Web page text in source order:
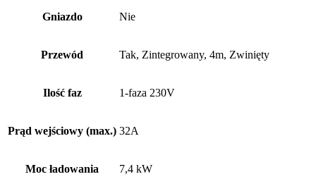
Gniazdo Nie
Przewód Tak, Zintegrowany, 4m, Zwinięty
Ilość faz 1-faza 230V
Prąd wejściowy (max.) 32A
Moc ładowania 7,4 kW